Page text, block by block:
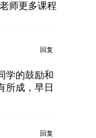
师更多课程
回复
学的鼓励和
所成，早日
回复